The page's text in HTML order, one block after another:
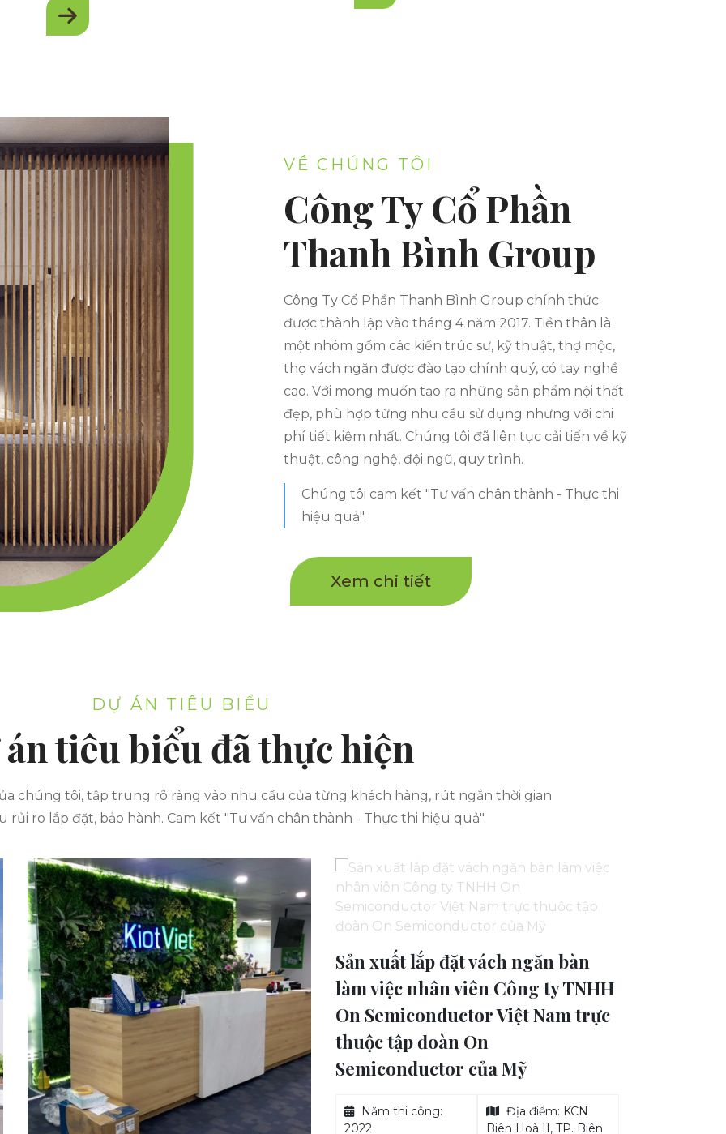
sân bay, khu xí nghiệp… nhờ vào tính thẩm
mỹ, giữ gìn không gian vệ sinh sạch sẽ, gọn
Nam.
VỀ CHÚNG TÔI
Công Ty Cổ Phần
Thanh Bình Group
Công Ty Cổ Phần Thanh Bình Group chính thức
được thành lập vào tháng 4 năm 2017. Tiền thân là
một nhóm gồm các kiến trúc sư, kỹ thuật, thợ mộc,
thợ vách ngăn được đào tạo chính quý, có tay nghề
cao. Với mong muốn tạo ra những sản phẩm nội thất
đẹp, phù hợp từng nhu cầu sử dụng nhưng với chi
phí tiết kiệm nhất. Chúng tôi đã liên tục cải tiến về kỹ
thuật, công nghệ, đội ngũ, quy trình.
Chúng tôi cam kết "Tư vấn chân thành - Thực thi
hiệu quả".
Xem chi tiết
DỰ ÁN TIÊU BIỂU
tiêu biểu đã thực hiện
chúng tôi, tập trung rõ ràng vào nhu cầu của từng khách hàng, rút ngắn thời gian
rủi ro lắp đặt, bảo hành. Cam kết "Tư vấn chân thành - Thực thi hiệu quả".
Sản xuất lắp đặt vách ngăn bàn
làm việc nhân viên Công ty TNHH
On Semiconductor Việt Nam trực
thuộc tập đoàn On
Semiconductor của Mỹ
Năm thi công:
2022
Địa điểm: KCN